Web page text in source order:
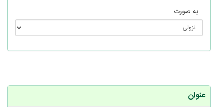
به صورت
عنوان